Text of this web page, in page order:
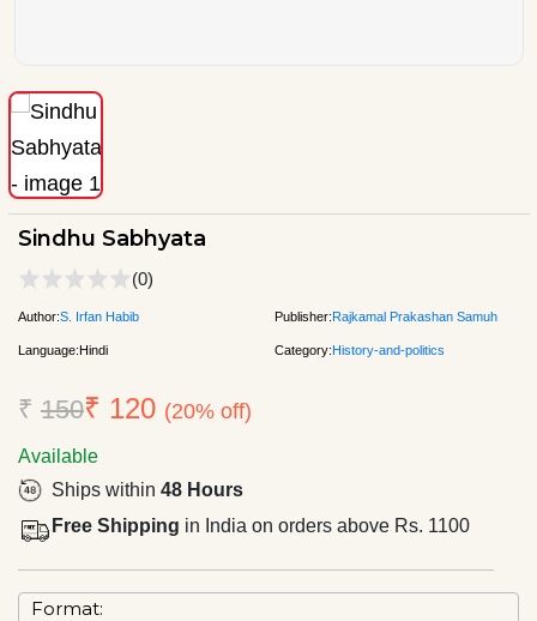
Sindhu Sabhyata
(0)
Author:S. Irfan Habib Publisher:Rajkamal Prakashan Samuh
Language:Hindi Category:History-and-politics
₹ 150₹ 120 (20% off)
Available
Ships within 48 Hours
Free Shipping in India on orders above Rs. 1100
Format: